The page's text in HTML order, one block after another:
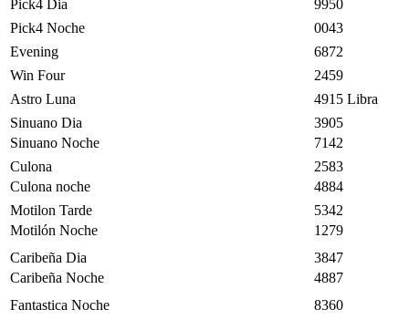
Pick4 Dia
9950
Pick4 Noche
0043
Evening
6872
Win Four
2459
Astro Luna
4915 Libra
Sinuano Dia
3905
Sinuano Noche
7142
Culona
2583
Culona noche
4884
Motilon Tarde
5342
Motilón Noche
1279
Caribeña Dia
3847
Caribeña Noche
4887
Fantastica Noche
8360